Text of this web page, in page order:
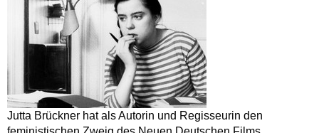
Jutta Brückner hat als Autorin und Regisseurin den